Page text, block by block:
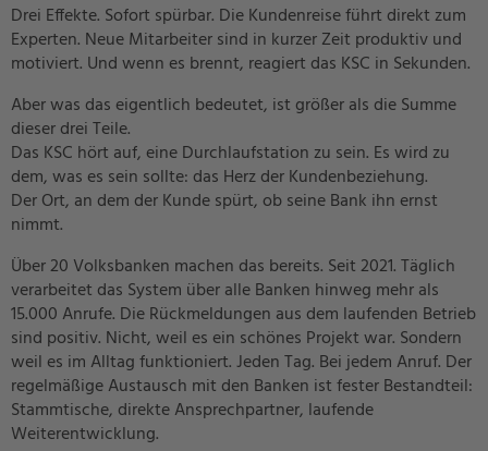
Drei Effekte. Sofort spürbar. Die Kundenreise führt direkt zum
Experten. Neue Mitarbeiter sind in kurzer Zeit produktiv und
motiviert. Und wenn es brennt, reagiert das KSC in Sekunden.
Aber was das eigentlich bedeutet, ist größer als die Summe
dieser drei Teile.
Das KSC hört auf, eine Durchlaufstation zu sein. Es wird zu
dem, was es sein sollte: das Herz der Kundenbeziehung.
Der Ort, an dem der Kunde spürt, ob seine Bank ihn ernst
nimmt.
Über 20 Volksbanken machen das bereits. Seit 2021. Täglich
verarbeitet das System über alle Banken hinweg mehr als
15.000 Anrufe. Die Rückmeldungen aus dem laufenden Betrieb
sind positiv. Nicht, weil es ein schönes Projekt war. Sondern
weil es im Alltag funktioniert. Jeden Tag. Bei jedem Anruf. Der
regelmäßige Austausch mit den Banken ist fester Bestandteil:
Stammtische, direkte Ansprechpartner, laufende
Weiterentwicklung.